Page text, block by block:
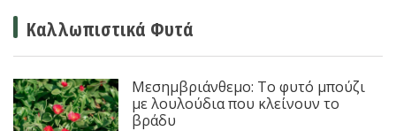
Καλλωπιστικά Φυτά
Μεσημβριάνθεμο: Το φυτό μπούζι
με λουλούδια που κλείνουν το
βράδυ